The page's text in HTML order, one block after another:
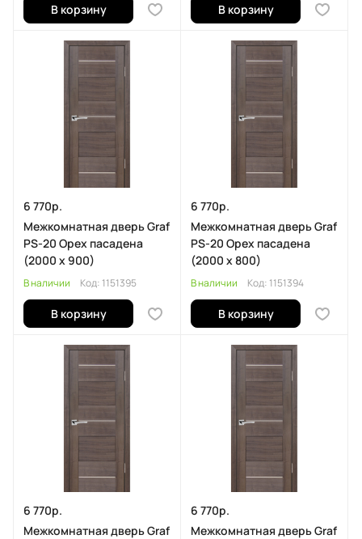
В корзину В корзину
6 770р.
Межкомнатная дверь Graf
PS-20 Орех пасадена
(2000 х 900)
В наличии Код: 1151395
В корзину
6 770р.
Межкомнатная дверь Graf
PS-20 Орех пасадена
(2000 х 800)
В наличии Код: 1151394
В корзину
6 770р.
Межкомнатная дверь Graf
6 770р.
Межкомнатная дверь Graf